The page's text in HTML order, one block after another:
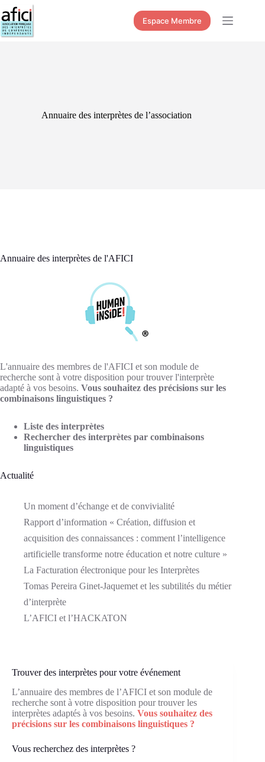
Passer
au
contenu
Espace Membre
Annuaire des interprètes de l’association
Trouver des interprètes pour votre événement
L’annuaire des membres de l’AFICI et son module de
recherche sont à votre disposition pour trouver les
interprètes adaptés à vos besoins. Vous souhaitez des
précisions sur les combinaisons linguistiques ?
Vous recherchez des interprètes ?
Annuaire des interprètes de l'AFICI
L'annuaire des membres de l'AFICI et son module de
recherche sont à votre disposition pour trouver l'interprète
adapté à vos besoins. Vous souhaitez des précisions sur les
combinaisons linguistiques ?
Liste des interprètes
Rechercher des interprètes par combinaisons
linguistiques
Actualité
Un moment d’échange et de convivialité
Rapport d’information « Création, diffusion et
acquisition des connaissances : comment l’intelligence
artificielle transforme notre éducation et notre culture »
La Facturation électronique pour les Interprètes
Tomas Pereira Ginet-Jaquemet et les subtilités du métier
d’interprète
L’AFICI et l’HACKATON